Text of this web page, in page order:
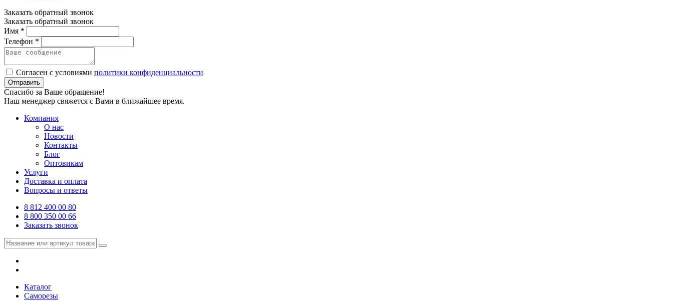
Заказать обратный звонок
Заказать обратный звонок
Имя *
Телефон *
Согласен с условиями политики конфиденциальности
Отправить
Спасибо за Ваше обращение!
Наш менеджер свяжется с Вами в ближайшее время.
Компания
О нас
Новости
Контакты
Блог
Оптовикам
Услуги
Доставка и оплата
Вопросы и ответы
8 812 400 00 80
8 800 350 00 66
Заказать звонок
Каталог
Саморезы